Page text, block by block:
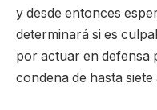
y desde entonces
determinará si es
por actuar en defensa
condena de hasta siete